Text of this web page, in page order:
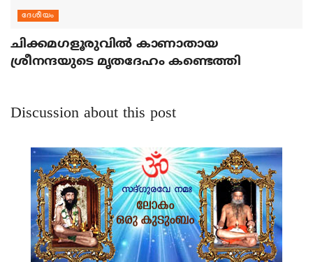
ദേശീയം
ചിക്കമഗളൂരുവില്‍ കാണാതായ
ശ്രീനന്ദയുടെ മൃതദേഹം കണ്ടെത്തി
Discussion about this post